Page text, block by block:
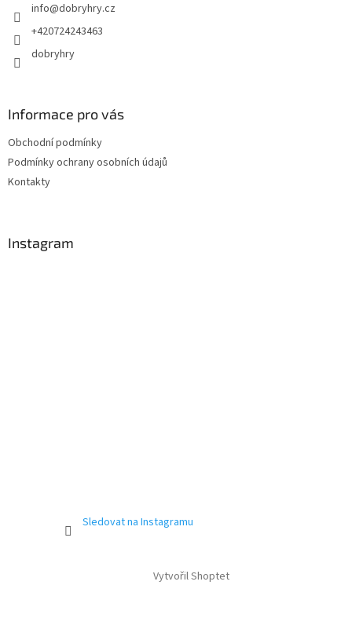
info@dobryhry.cz
+420724243463
dobryhry
Informace pro vás
Obchodní podmínky
Podmínky ochrany osobních údajů
Kontakty
Instagram
Sledovat na Instagramu
Vytvořil Shoptet